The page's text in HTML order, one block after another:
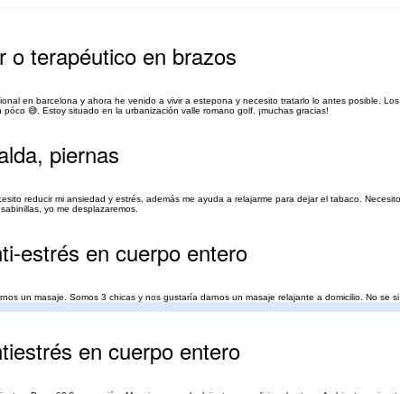
o terapéutico en brazos
en barcelona y ahora he venido a vivir a estepona y necesito tratarlo lo antes posible.
😅. Estoy situado en la urbanización valle romano golf. ¡muchas gracias!
piernas
reducir mi ansiedad y estrés, además me ayuda a relajarme para dejar el tabaco.
yo me desplazaremos.
estrés en cuerpo entero
un masaje. Somos 3 chicas y nos gustaría darnos un masaje relajante a domicilio. No se
en cuerpo entero